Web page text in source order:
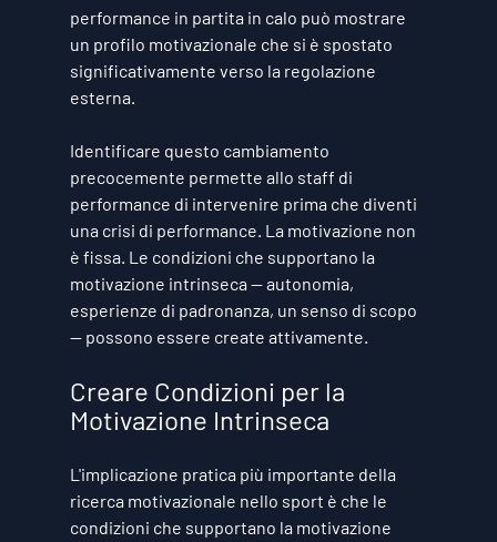
performance in partita in calo può mostrare
un profilo motivazionale che si è spostato
significativamente verso la regolazione
esterna.
Identificare questo cambiamento
precocemente permette allo staff di
performance di intervenire prima che diventi
una crisi di performance. La motivazione non
è fissa. Le condizioni che supportano la
motivazione intrinseca — autonomia,
esperienze di padronanza, un senso di scopo
— possono essere create attivamente.
Creare Condizioni per la
Motivazione Intrinseca
L'implicazione pratica più importante della
ricerca motivazionale nello sport è che le
condizioni che supportano la motivazione